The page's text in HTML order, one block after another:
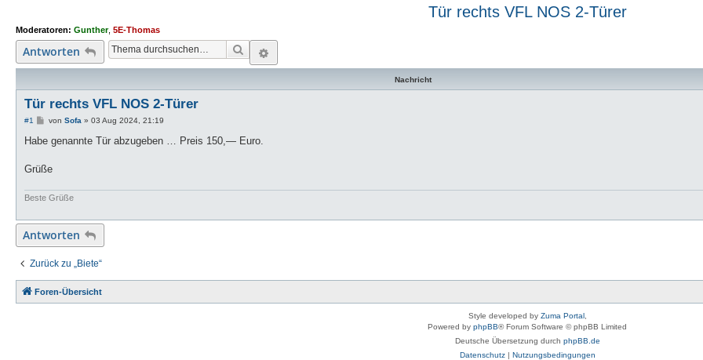
Tür rechts VFL NOS 2-Türer
Moderatoren: Gunther, 5E-Thomas
Antworten Suche
Nachricht
Tür rechts VFL NOS 2-Türer
#1
B
i
a
von Sofa » 03 Aug 2024, 21:19
Habe genannte Tür abzugeben … Preis 150,— Euro.
Grüße
Beste Grüße
Antworten
Zurück zu „Biete“
Foren-Übersicht
Style developed by Zuma Portal,
Powered by phpBB® Forum Software © phpBB Limited
Deutsche Übersetzung durch phpBB.de
Datenschutz| Nutzungsbedingungen